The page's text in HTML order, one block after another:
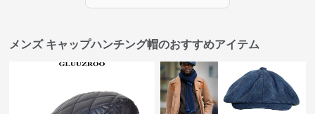
メンズ キャップハンチング帽のおすすめアイテム